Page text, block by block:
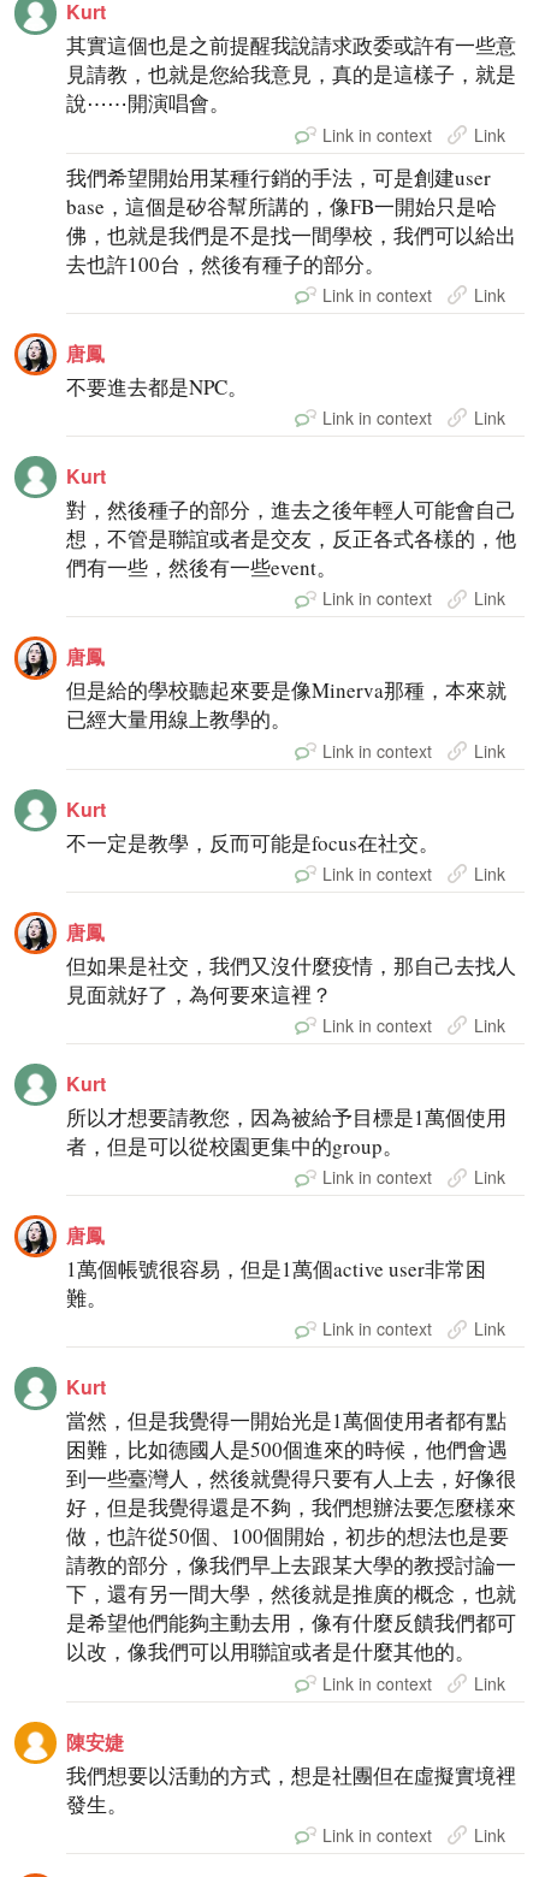
Kurt
其實這個也是之前提醒我說請求政委或許有一些意
見請教，也就是您給我意見，真的是這樣子，就是
說⋯⋯開演唱會。
Link in context Link
我們希望開始用某種行銷的手法，可是創建user
base，這個是矽谷幫所講的，像FB一開始只是哈
佛，也就是我們是不是找一間學校，我們可以給出
去也許100台，然後有種子的部分。
Link in context Link
唐鳳
不要進去都是NPC。
Link in context Link
Kurt
對，然後種子的部分，進去之後年輕人可能會自己
想，不管是聯誼或者是交友，反正各式各樣的，他
們有一些，然後有一些event。
Link in context Link
唐鳳
但是給的學校聽起來要是像Minerva那種，本來就
已經大量用線上教學的。
Link in context Link
Kurt
不一定是教學，反而可能是focus在社交。
Link in context Link
唐鳳
但如果是社交，我們又沒什麼疫情，那自己去找人
見面就好了，為何要來這裡？
Link in context Link
Kurt
所以才想要請教您，因為被給予目標是1萬個使用
者，但是可以從校園更集中的group。
Link in context Link
唐鳳
1萬個帳號很容易，但是1萬個active user非常困
難。
Link in context Link
Kurt
當然，但是我覺得一開始光是1萬個使用者都有點
困難，比如德國人是500個進來的時候，他們會遇
到一些臺灣人，然後就覺得只要有人上去，好像很
好，但是我覺得還是不夠，我們想辦法要怎麼樣來
做，也許從50個、100個開始，初步的想法也是要
請教的部分，像我們早上去跟某大學的教授討論一
下，還有另一間大學，然後就是推廣的概念，也就
是希望他們能夠主動去用，像有什麼反饋我們都可
以改，像我們可以用聯誼或者是什麼其他的。
Link in context Link
陳安婕
我們想要以活動的方式，想是社團但在虛擬實境裡
發生。
Link in context Link